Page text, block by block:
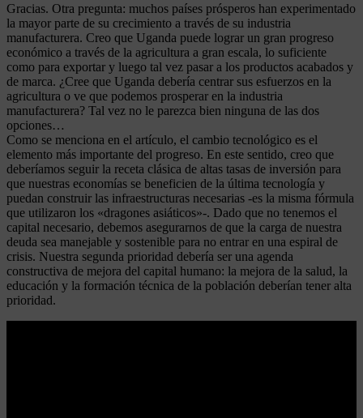
Gracias. Otra pregunta: muchos países prósperos han experimentado
la mayor parte de su crecimiento a través de su industria
manufacturera. Creo que Uganda puede lograr un gran progreso
económico a través de la agricultura a gran escala, lo suficiente
como para exportar y luego tal vez pasar a los productos acabados y
de marca. ¿Cree que Uganda debería centrar sus esfuerzos en la
agricultura o ve que podemos prosperar en la industria
manufacturera? Tal vez no le parezca bien ninguna de las dos
opciones…
Como se menciona en el artículo, el cambio tecnológico es el
elemento más importante del progreso. En este sentido, creo que
deberíamos seguir la receta clásica de altas tasas de inversión para
que nuestras economías se beneficien de la última tecnología y
puedan construir las infraestructuras necesarias -es la misma fórmula
que utilizaron los «dragones asiáticos»-. Dado que no tenemos el
capital necesario, debemos asegurarnos de que la carga de nuestra
deuda sea manejable y sostenible para no entrar en una espiral de
crisis. Nuestra segunda prioridad debería ser una agenda
constructiva de mejora del capital humano: la mejora de la salud, la
educación y la formación técnica de la población deberían tener alta
prioridad.